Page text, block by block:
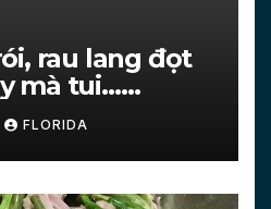
rau lang đọt
mà tui…
FLORIDA